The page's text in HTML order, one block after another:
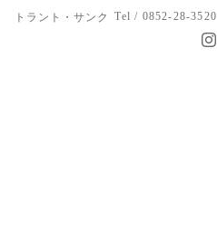
トラント・サンク Tel / 0852-28-3520